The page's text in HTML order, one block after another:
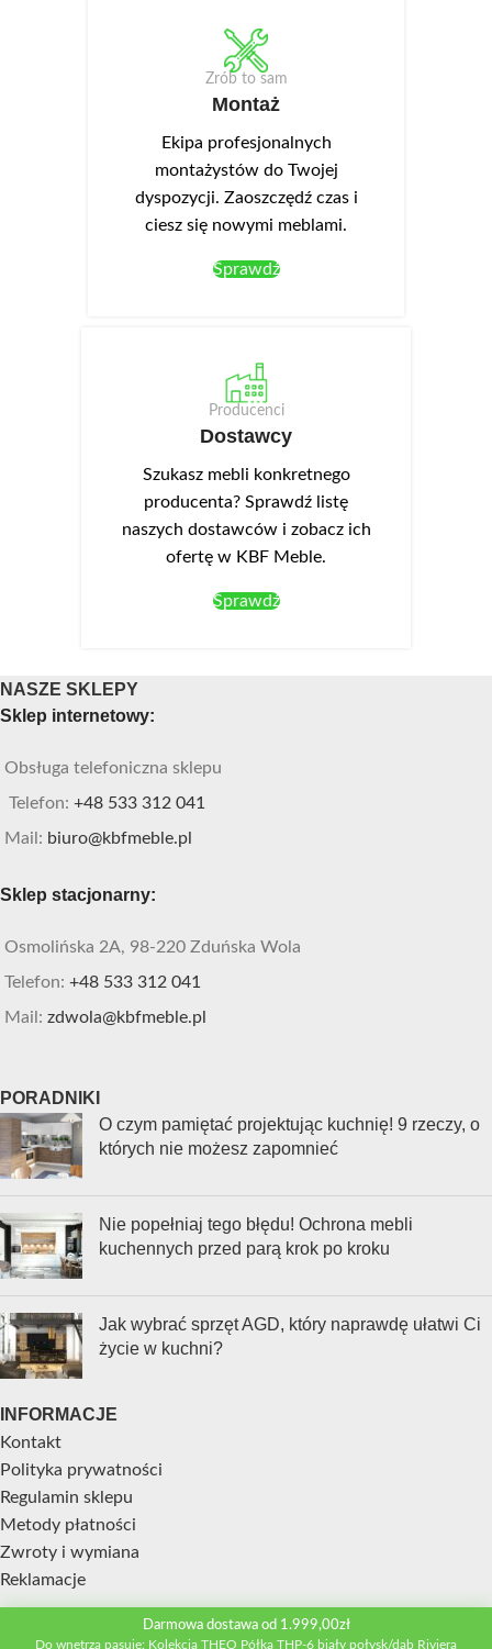
Zrób to sam
Montaż
Ekipa profesjonalnych
montażystów do Twojej
dyspozycji. Zaoszczędź czas i
ciesz się nowymi meblami.
Sprawdź
Producenci
Dostawcy
Szukasz mebli konkretnego
producenta? Sprawdź listę
naszych dostawców i zobacz ich
ofertę w KBF Meble.
Sprawdź
NASZE SKLEPY
Sklep internetowy:
Obsługa telefoniczna sklepu
Telefon: +48 533 312 041
Mail: biuro@kbfmeble.pl
Sklep stacjonarny:
Osmolińska 2A, 98-220 Zduńska Wola
Telefon: +48 533 312 041
Mail: zdwola@kbfmeble.pl
PORADNIKI
O czym pamiętać projektując kuchnię! 9 rzeczy, o
których nie możesz zapomnieć
Nie popełniaj tego błędu! Ochrona mebli
kuchennych przed parą krok po kroku
Jak wybrać sprzęt AGD, który naprawdę ułatwi Ci
życie w kuchni?
INFORMACJE
Kontakt
Polityka prywatności
Regulamin sklepu
Metody płatności
Zwroty i wymiana
Reklamacje
STREFA KLIENTADarmowa dostawa od 1.999,00zł
Do wnętrza pasuje: Kolekcja THEO Półka THP-6 biały połysk/dąb Riviera